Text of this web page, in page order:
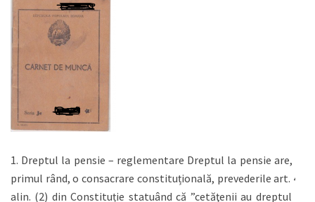
1. Dreptul la pensie – reglementare Dreptul la pensie are, în
primul rând, o consacrare constituțională, prevederile art. 47
alin. (2) din Constituție statuând că ”cetăţenii au dreptul la